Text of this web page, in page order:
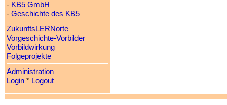
- KB5 GmbH
- Geschichte des KB5
ZukunftsLERNorte
Vorgeschichte-Vorbilder
Vorbildwirkung
Folgeprojekte
Administration
Login* Logout